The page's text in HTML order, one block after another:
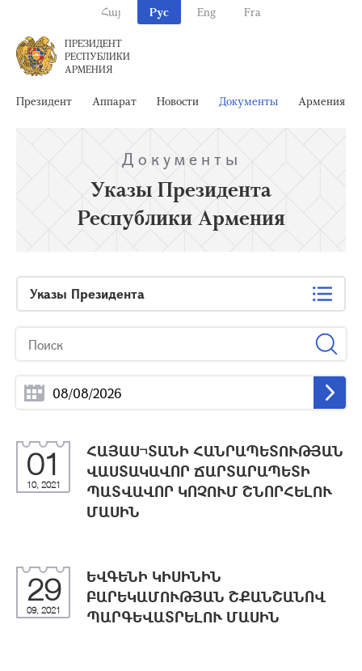
Հայ Рус Eng Fra
ПРЕЗИДЕНТ
РЕСПУБЛИКИ
АРМЕНИЯ
Президент Аппарат Новости Документы Армения
Документы
Указы Президента
Республики Армения
Указы Президента
01
10, 2021
ՀԱՅԱՍ¬ՏԱՆԻ ՀԱՆՐԱՊԵՏՈՒԹՅԱՆ
ՎԱՍՏԱԿԱՎՈՐ ՃԱՐՏԱՐԱՊԵՏԻ
ՊԱՏՎԱՎՈՐ ԿՈՉՈՒՄ ՇՆՈՐՀԵԼՈՒ
ՄԱՍԻՆ
29
09, 2021
ԵՎԳԵՆԻ ԿԻՍԻՆԻՆ
ԲԱՐԵԿԱՄՈՒԹՅԱՆ ՇՔԱՆՇԱՆՈՎ
ՊԱՐԳԵՎԱՏՐԵԼՈՒ ՄԱՍԻՆ